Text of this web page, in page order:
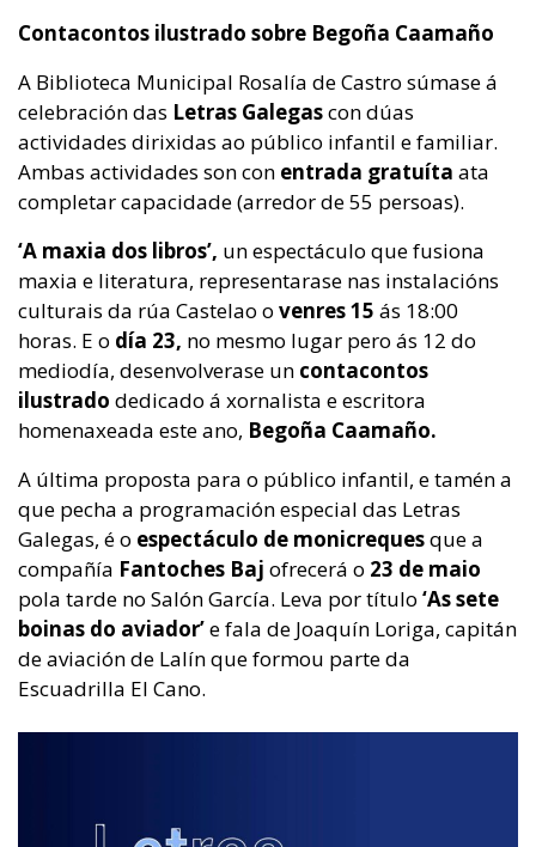
Contacontos ilustrado sobre Begoña Caamaño
A Biblioteca Municipal Rosalía de Castro súmase á
celebración das Letras Galegascon dúas
actividades dirixidas ao público infantil e familiar.
Ambas actividades son con entrada gratuíta ata
completar capacidade (arredor de 55 persoas).
‘A maxia dos libros’, un espectáculo que fusiona
maxia e literatura, representarase nas instalacións
culturais da rúa Castelao o venres 15 ás 18:00
horas. E o día 23, no mesmo lugar pero ás 12 do
mediodía, desenvolverase un contacontos
ilustrado dedicado á xornalista e escritora
homenaxeada este ano, Begoña Caamaño.
A última proposta para o público infantil, e tamén a
que pecha a programación especial das Letras
Galegas, é o espectáculo de monicrequesque a
compañía Fantoches Baj ofrecerá o 23 de maio
pola tarde no Salón García. Leva por título ‘As sete
boinas do aviador’e fala de Joaquín Loriga, capitán
de aviación de Lalín que formou parte da
Escuadrilla El Cano.